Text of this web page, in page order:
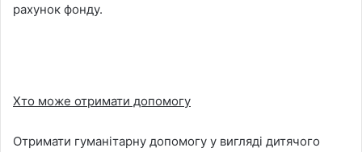
рахунок фонду.
Хто може отримати допомогу
Отримати гуманітарну допомогу у вигляді дитячого